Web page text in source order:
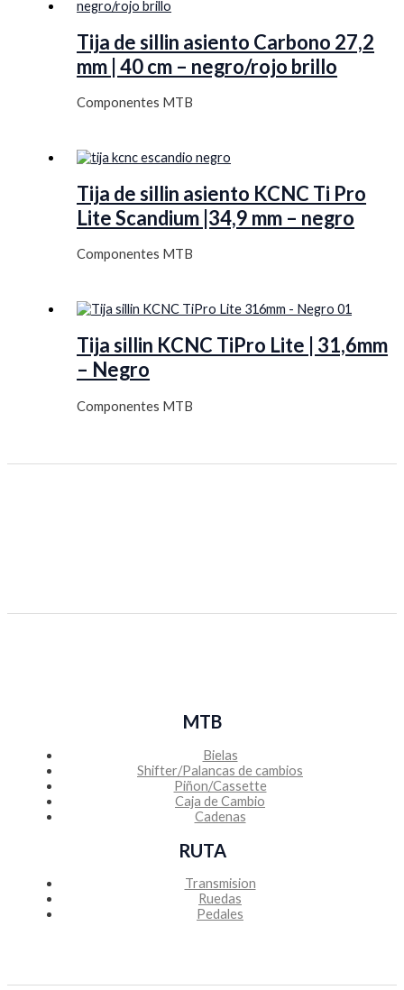
Tija de sillin asiento Carbono 27,2
mm | 40 cm – negro/rojo brillo
Componentes MTB
Tija de sillin asiento KCNC Ti Pro
Lite Scandium |34,9 mm – negro
Componentes MTB
Tija sillin KCNC TiPro Lite | 31,6mm
– Negro
Componentes MTB
MTB
Bielas
Shifter/Palancas de cambios
Piñon/Cassette
Caja de Cambio
Cadenas
RUTA
Transmision
Ruedas
Pedales